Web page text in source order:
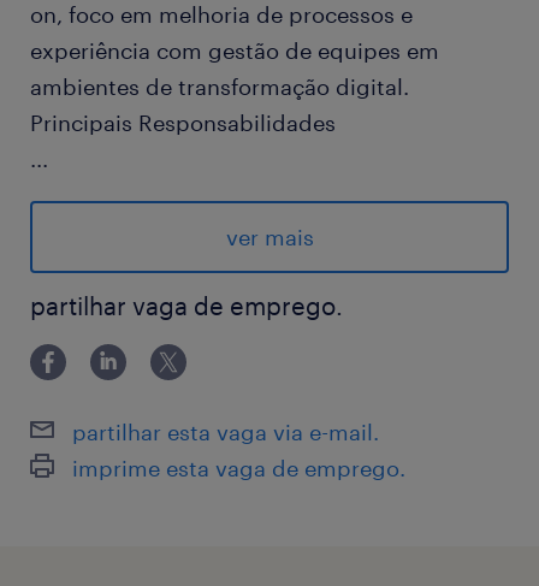
on, foco em melhoria de processos e
experiência com gestão de equipes em
ambientes de transformação digital.
Principais Responsabilidades
...
Gestão de Ativos e IFRS 16: Liderar o controle
do Ativo Imobilizado, garantindo a correta
aplicação das normas internacionais (IFRS 16
/ CPC 06 R2) para equipamentos em regime
de locação.
a nacionalização de estoques, tratamento de
variação cambial e fechamento de custos de
ver mais
partilhar vaga de emprego.
partilhar esta vaga via e-mail.
imprime esta vaga de emprego.